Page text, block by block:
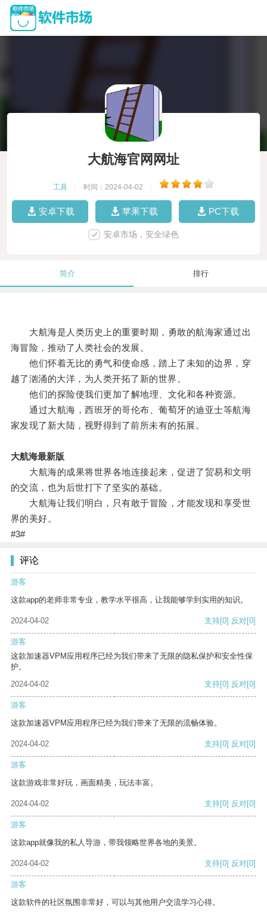
大航海官网网址
工具 时间：2024-04-02
安卓下载 苹果下载 PC下载
安卓市场，安全绿色
简介 排行
大航海是人类历史上的重要时期，勇敢的航海家通过出
海冒险，推动了人类社会的发展。
他们怀着无比的勇气和使命感，踏上了未知的边界，穿
越了汹涌的大洋，为人类开拓了新的世界。
他们的探险使我们更加了解地理、文化和各种资源。
通过大航海，西班牙的哥伦布、葡萄牙的迪亚士等航海
家发现了新大陆，视野得到了前所未有的拓展。
大航海最新版
大航海的成果将世界各地连接起来，促进了贸易和文明
的交流，也为后世打下了坚实的基础。
大航海让我们明白，只有敢于冒险，才能发现和享受世
界的美好。
#3#
评论
游客
这款app的老师非常专业，教学水平很高，让我能够学到实用的知识。
2024-04-02 支持[0] 反对[0]
游客
这款加速器VPM应用程序已经为我们带来了无限的隐私保护和安全性保
护。
2024-04-02
支持[0] 反对[0]
游客
这款加速器VPM应用程序已经为我们带来了无限的流畅体验。
2024-04-02 支持[0] 反对[0]
游客
这款游戏非常好玩，画面精美，玩法丰富。
2024-04-02 支持[0] 反对[0]
游客
这款app就像我的私人导游，带我领略世界各地的美景。
2024-04-02 支持[0] 反对[0]
游客
这款软件的社区氛围非常好，可以与其他用户交流学习心得。